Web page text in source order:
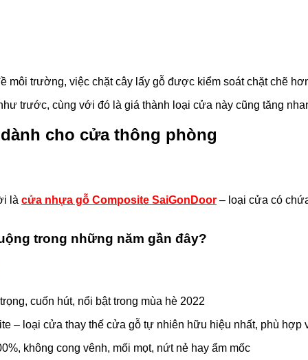
môi trường, việc chặt cây lấy gỗ được kiểm soát chặt chẽ
trước, cùng với đó là giá thành loại cửa này cũng tăng
cho cửa thông phòng
là cửa nhựa gỗ Composite SaiGonDoor – loại cửa có
trong những năm gần đây?
cuốn hút, nổi bật trong mùa hè 2022
– loại cửa thay thế cửa gỗ tự nhiên hữu hiệu nhất, phù hợp
không cong vênh, mối mọt, nứt nẻ hay ẩm mốc